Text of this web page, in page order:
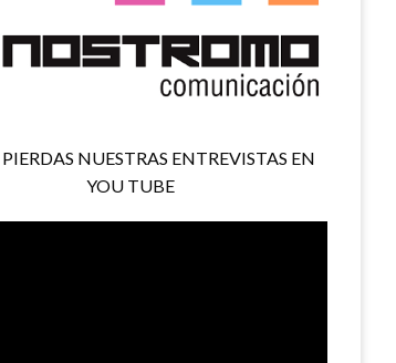
NUESTRAS ENTREVISTAS EN
YOU TUBE